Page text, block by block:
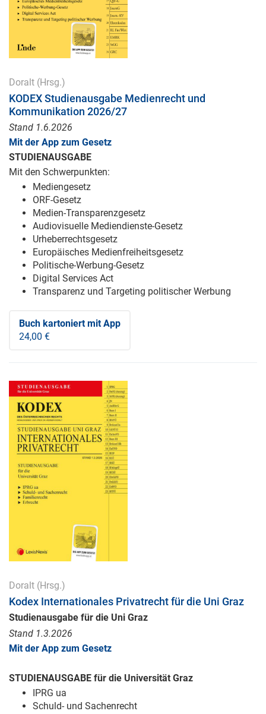
Doralt (Hrsg.)
KODEX Studienausgabe Medienrecht und
Kommunikation 2026/27
Stand 1.6.2026
Mit der App zum Gesetz
STUDIENAUSGABE
Mit den Schwerpunkten:
Mediengesetz
ORF-Gesetz
Medien-Transparenzgesetz
Audiovisuelle Mediendienste-Gesetz
Urheberrechtsgesetz
Europäisches Medienfreiheitsgesetz
Politische-Werbung-Gesetz
Digital Services Act
Transparenz und Targeting politischer Werbung
Buch kartoniertmit App
24,00 €
Doralt (Hrsg.)
Kodex Internationales Privatrecht für die Uni Graz
Studienausgabe für die Uni Graz
Stand 1.3.2026
Mit der App zum Gesetz
STUDIENAUSGABE für die Universität Graz
IPRG ua
Schuld- und Sachenrecht